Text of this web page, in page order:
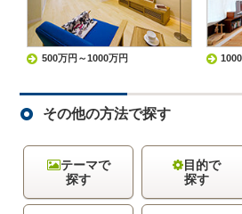
500万円～1000万円
その他の方法で探す
テーマで
探す
目的で
探す